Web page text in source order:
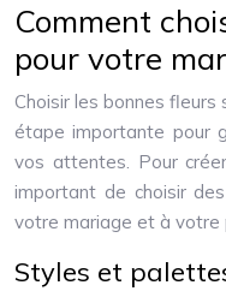
Comment
pour votre
Choisir les bonnes
étape importante pour
vos attentes. Pour
important de choisir
votre mariage et à votre
Styles et